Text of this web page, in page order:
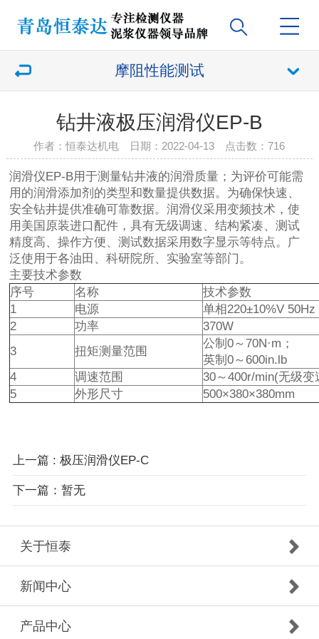
摩阻性能测试
钻井液极压润滑仪EP-B
作者：恒泰达机电 日期：2022-04-13 点击数：716
润滑仪EP-B用于测量钻井液的润滑质量；为评价可能需
用的润滑添加剂的类型和数量提供数据。为确保快速、
安全钻井提供准确可靠数据。润滑仪采用变频技术，使
用美国原装进口配件，具有无级调速、结构紧凑、测试
精度高、操作方便、测试数据采用数字显示等特点。广
泛使用于各油田、科研院所、实验室等部门。
主要技术参数
序号
名称
技术参数
1
电源
单相220±10%V 50Hz
2
功率
370W
3
扭矩测量范围
公制0～70N·m；
英制0～600in.lb
4
调速范围
30～400r/min(无级变
5
外形尺寸 500×380×380mm
上一篇 : 极压润滑仪EP-C
下一篇：暂无
关于恒泰
新闻中心
产品中心